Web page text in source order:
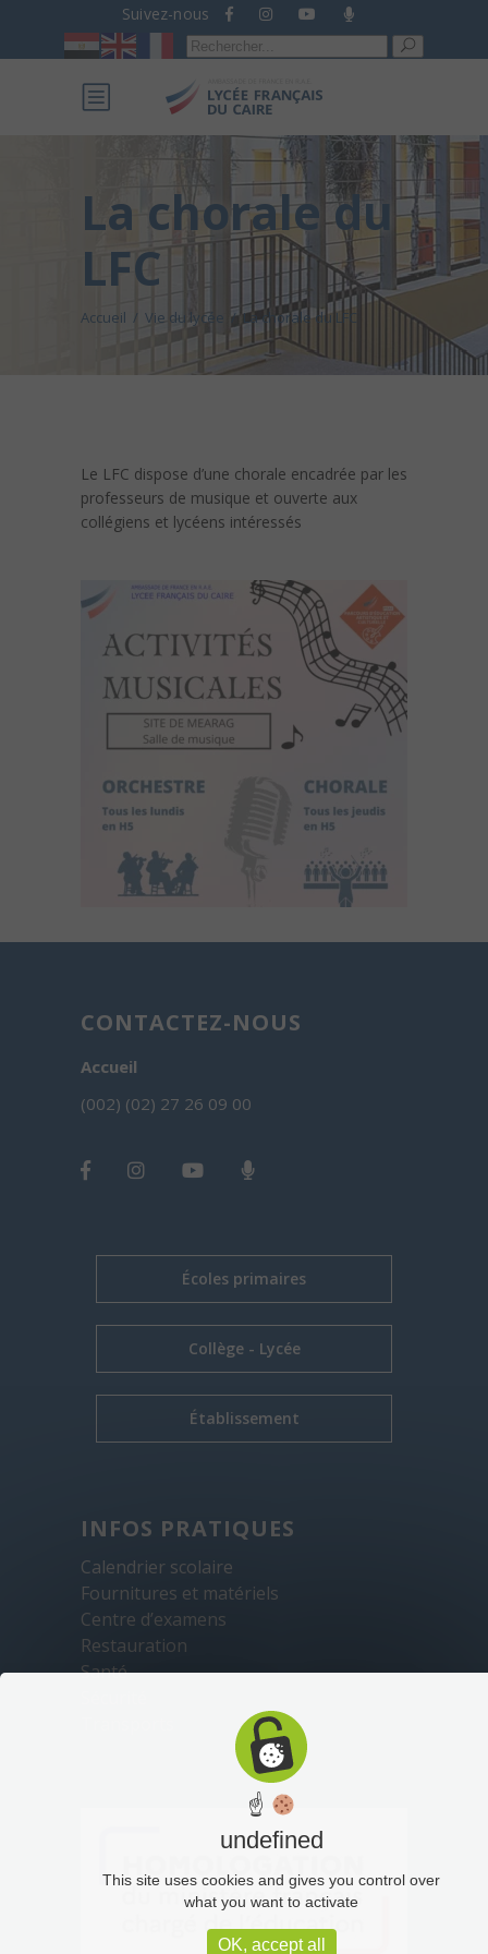
Suivez-nous
Recherche
pour :
La chorale du
LFC
Accueil / Vie du lycée /La chorale du LFC
Le LFC dispose d’une chorale encadrée par les
professeurs de musique et ouverte aux
collégiens et lycéens intéressés
CONTACTEZ-NOUS
Accueil
(002) (02) 27 26 09 00
Écoles primaires
Collège - Lycée
Établissement
INFOS PRATIQUES
Calendrier scolaire
Fournitures et matériels
Centre d’examens
Restauration
Santé
☝
undefined
This site uses cookies and gives you control over
what you want to activate
OK, accept all